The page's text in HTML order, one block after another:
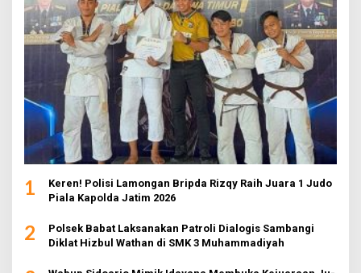
1
Keren! Polisi Lamongan Bripda Rizqy Raih Juara 1 Judo
Piala Kapolda Jatim 2026
2
Polsek Babat Laksanakan Patroli Dialogis Sambangi
Diklat Hizbul Wathan di SMK 3 Muhammadiyah